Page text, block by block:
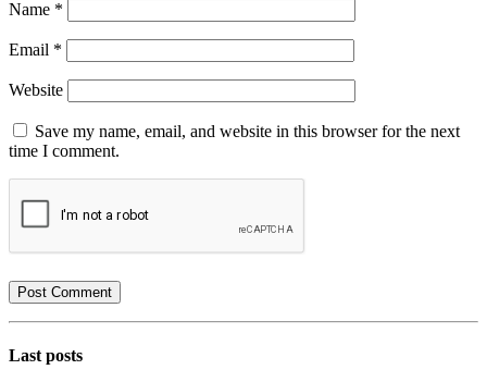
Name *
Email *
Website
Save my name, email, and website in this browser for the next
time I comment.
Last posts